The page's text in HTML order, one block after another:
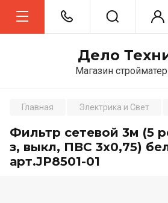
Дело
Магазин
Главная Электрика и Свет
Фильтр сетевой 3м (5
з, выкл, ПВС 3х0,75)
арт.JP8501-01